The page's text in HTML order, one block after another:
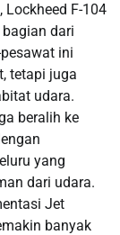
Lockheed F-104
dari
ini
tetapi juga
udara.
beralih ke
yang
dari udara.
Jet
banyak